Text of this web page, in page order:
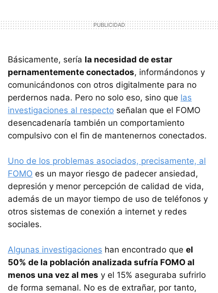
Básicamente, sería la necesidad de estar
pernamentemente conectados, informándonos y
comunicándonos con otros digitalmente para no
perdernos nada. Pero no solo eso, sino que las
investigaciones al respecto señalan que el FOMO
desencadenaría también un comportamiento
compulsivo con el fin de mantenernos conectados.
Uno de los problemas asociados, precisamente, al
FOMO es un mayor riesgo de padecer ansiedad,
depresión y menor percepción de calidad de vida,
además de un mayor tiempo de uso de teléfonos y
otros sistemas de conexión a internet y redes
sociales.
Algunas investigaciones han encontrado que el
50% de la población analizada sufría FOMO al
menos una vez al mes y el 15% aseguraba sufrirlo
de forma semanal. No es de extrañar, por tanto,